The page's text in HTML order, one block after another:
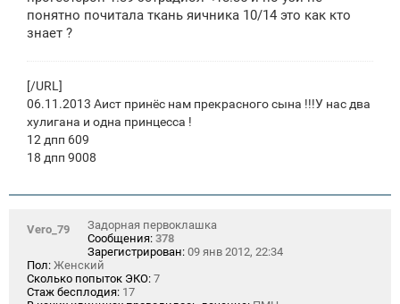
е
н
и
понятно почитала ткань яичника 10/14 это как кто
знает ?
[/URL]
06.11.2013 Аист принёс нам прекрасного сына !!!У нас два
хулигана и одна принцесса !
12 дпп 609
18 дпп 9008
Vero_79
Задорная первоклашка
Сообщения: 378
Зарегистрирован: 09 янв 2012, 22:34
Пол: Женский
Сколько попыток ЭКО: 7
Стаж бесплодия: 17